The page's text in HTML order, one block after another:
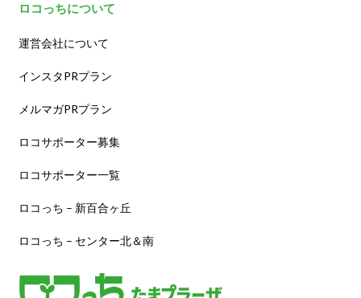
ロコっちについて
運営会社について
インスタPRプラン
メルマガPRプラン
ロコサポーター募集
ロコサポーター一覧
ロコっち – 新百合ヶ丘
ロコっち – センター北＆南